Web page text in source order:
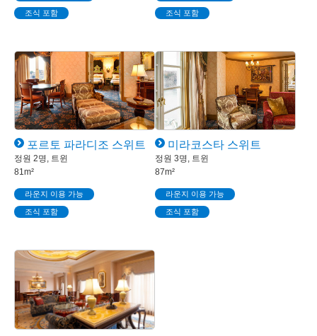
조식 포함 조식 포함
포르토 파라디조 스위트
정원 2명, 트윈
81m²
라운지 이용 가능
조식 포함
미라코스타 스위트
정원 3명, 트윈
87m²
라운지 이용 가능
조식 포함